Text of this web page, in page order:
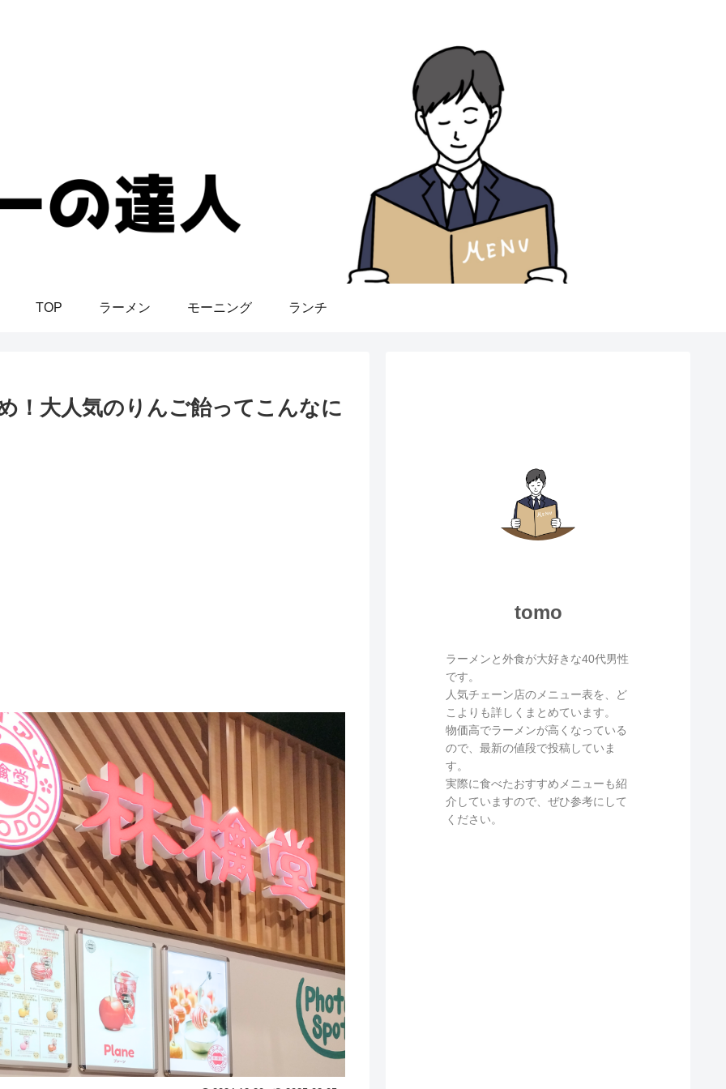
TOP ラーメン モーニング ランチ
！大人気のりんご飴ってこんなに
tomo
ラーメンと外食が大好きな40代男性
です。
人気チェーン店のメニュー表を、ど
こよりも詳しくまとめています。
物価高でラーメンが高くなっている
ので、最新の値段で投稿していま
す。
実際に食べたおすすめメニューも紹
介していますので、ぜひ参考にして
ください。